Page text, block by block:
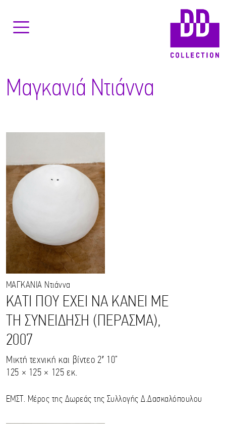
Μαγκανιά Ντιάννα
ΜΑΓΚΑΝΙΑ Ντιάννα
ΚΑΤΙ ΠΟΥ ΕΧΕΙ ΝΑ ΚΑΝΕΙ ΜΕ
ΤΗ ΣΥΝΕΙΔΗΣΗ (ΠΕΡΑΣΜΑ),
2007
Μικτή τεχνική και βίντεο 2′ 10”
125 × 125 × 125 εκ.
ΕΜΣΤ. Μέρος της Δωρεάς της Συλλογής Δ.Δασκαλόπουλου